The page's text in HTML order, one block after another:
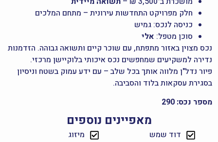
חלק מפרויקט התחדשות עירונית – מתחם המלכים
כניסה לנכס: גמיש
סוכן מטפל: אלי
נכס מצוין באזור מתפתח, עם שוכר קיים ותשואה גבוהה. הזדמנות
נדירה למשקיעים שמחפשים נכס איכותי בלוקיישן מרכזי.
פיור נדל"ן מלווה אותך בכל שלב – עם ידע עמוק בשטח וניסיון
בסגירת עסקאות בלוד והסביבה.
מספר נכס: 290
מאפיינים נוספים
דוד שמש
מיזוג